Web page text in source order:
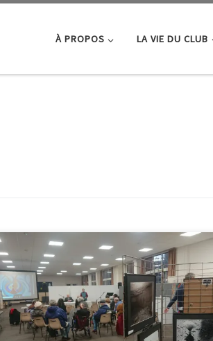
À PROPOS LA VIE DU CLUB
Retour en images sur l’accrochage des cadres samedi
matin à l’école Jean Jaurès et le déroulement de
l’exposition tout au long du week-end. Merci aux
photographes Susy, Joseph, Jacques S !